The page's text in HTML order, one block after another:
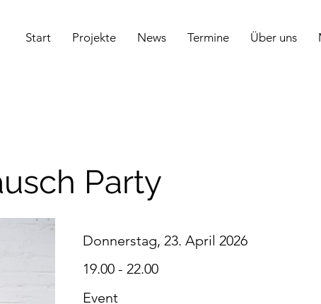
Start Projekte News Termine Über uns
Party
Donnerstag, 23. April 2026
19.00 - 22.00
Event